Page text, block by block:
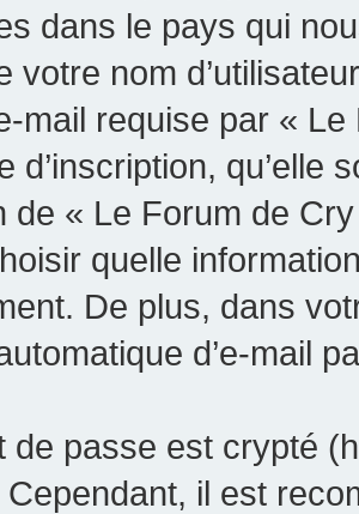
dans le pays qui
votre nom
mail requise par «
d’inscription, qu’elle
de « Le Forum de
quelle
De plus, dans
d’e-mail
de passe est crypté
il est